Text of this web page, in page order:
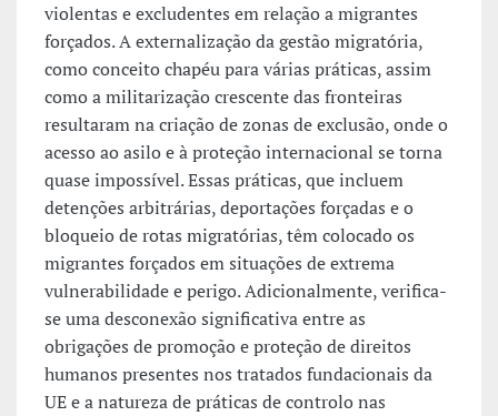
violentas e excludentes em relação a migrantes
forçados. A externalização da gestão migratória,
como conceito chapéu para várias práticas, assim
como a militarização crescente das fronteiras
resultaram na criação de zonas de exclusão, onde o
acesso ao asilo e à proteção internacional se torna
quase impossível. Essas práticas, que incluem
detenções arbitrárias, deportações forçadas e o
bloqueio de rotas migratórias, têm colocado os
migrantes forçados em situações de extrema
vulnerabilidade e perigo. Adicionalmente, verifica-
se uma desconexão significativa entre as
obrigações de promoção e proteção de direitos
humanos presentes nos tratados fundacionais da
UE e a natureza de práticas de controlo nas